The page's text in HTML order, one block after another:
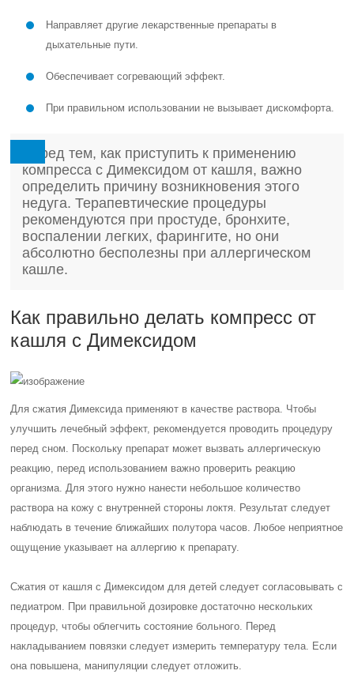
Направляет другие лекарственные препараты в
дыхательные пути.
Обеспечивает согревающий эффект.
При правильном использовании не вызывает дискомфорта.
Перед тем, как приступить к применению
компресса с Димексидом от кашля, важно
определить причину возникновения этого
недуга. Терапевтические процедуры
рекомендуются при простуде, бронхите,
воспалении легких, фарингите, но они
абсолютно бесполезны при аллергическом
кашле.
Как правильно делать компресс от
кашля с Димексидом
Для сжатия Димексида применяют в качестве раствора. Чтобы
улучшить лечебный эффект, рекомендуется проводить процедуру
перед сном. Поскольку препарат может вызвать аллергическую
реакцию, перед использованием важно проверить реакцию
организма. Для этого нужно нанести небольшое количество
раствора на кожу с внутренней стороны локтя. Результат следует
наблюдать в течение ближайших полутора часов. Любое неприятное
ощущение указывает на аллергию к препарату.
Сжатия от кашля с Димексидом для детей следует согласовывать с
педиатром. При правильной дозировке достаточно нескольких
процедур, чтобы облегчить состояние больного. Перед
накладыванием повязки следует измерить температуру тела. Если
она повышена, манипуляции следует отложить.